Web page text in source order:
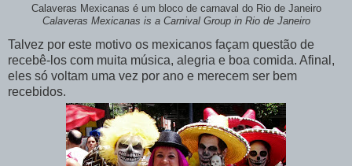
Calaveras Mexicanas é um bloco de carnaval do Rio de Janeiro
Calaveras Mexicanas is a Carnival Group in Rio de Janeiro
Talvez por este motivo os mexicanos façam questão de
recebê-los com muita música, alegria e boa comida. Afinal,
eles só voltam uma vez por ano e merecem ser bem
recebidos.